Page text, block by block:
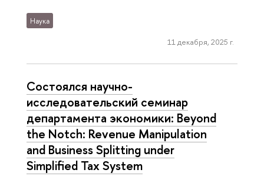
Наука
11 декабря, 2025 г.
Состоялся научно-
исследовательский семинар
департамента экономики: Beyond
the Notch: Revenue Manipulation
and Business Splitting under
Simplified Tax System